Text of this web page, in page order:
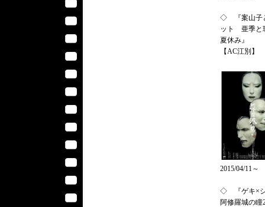
◇ 『案山子
ット 亜季と
夏休み』
【AC江別】
2015/04/11～
◇ 『ゲキ×
阿修羅城の瞳